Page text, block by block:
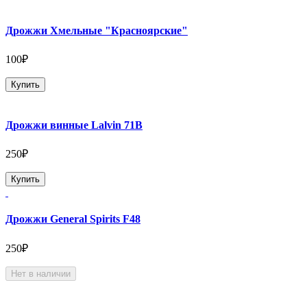
Дрожжи Хмельные "Красноярские"
100₽
Купить
Дрожжи винные Lalvin 71B
250₽
Купить
Дрожжи General Spirits F48
250₽
Нет в наличии